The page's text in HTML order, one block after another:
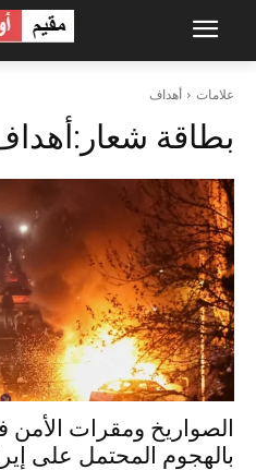
علامات أهداف
بطاقة شعار:
الصواريخ ومقرات الأمن
بالهجوم المحتمل على